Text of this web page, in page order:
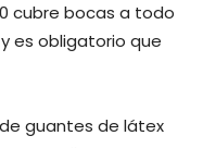
cubre bocas a todo
es obligatorio que
guantes de látex